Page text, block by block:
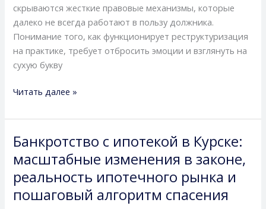
скрываются жесткие правовые механизмы, которые
далеко не всегда работают в пользу должника.
Понимание того, как функционирует реструктуризация
на практике, требует отбросить эмоции и взглянуть на
сухую букву
Читать далее »
Банкротство с ипотекой в Курске:
масштабные изменения в законе,
реальность ипотечного рынка и
пошаговый алгоритм спасения
Банкротство
ипотекой
в
Курске: